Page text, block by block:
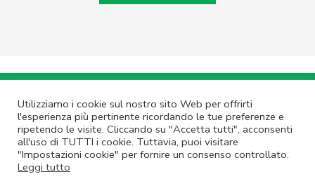
Utilizziamo i cookie sul nostro sito Web per offrirti
l'esperienza più pertinente ricordando le tue preferenze e
ripetendo le visite. Cliccando su "Accetta tutti", acconsenti
all'uso di TUTTI i cookie. Tuttavia, puoi visitare
"Impostazioni cookie" per fornire un consenso controllato.
Leggi tutto
Annulla Iscrizione |Privacy Policy
Non rispondere a questa email.Contatta Lazio Innova
© Lazio Innova SpA – Via dell’Amba Aradam, 9 – 00184 Roma – Tel.
06.60.51.60 – P.IVA 05950941004